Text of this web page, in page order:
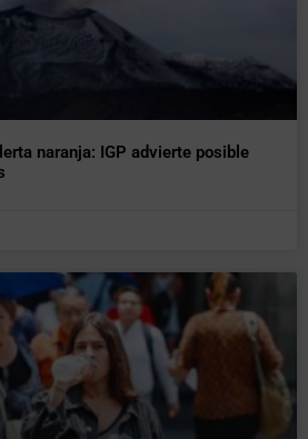
naranja: IGP advierte posible